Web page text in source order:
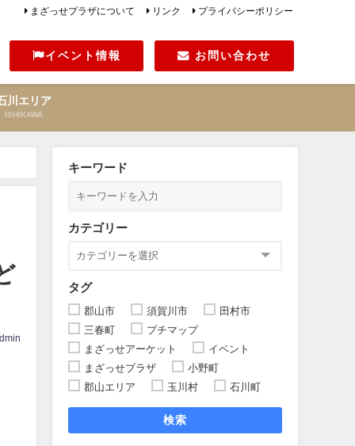
まざっせプラザについて リンク プライバシーポリシー
イベント情報 お問い合わせ
川エリア
ISHIKAWA
キーワード
カテゴリー
タグ
郡山市 須賀川市
田村市
三春町
プチマップ
まざっせアーケット
イベント
まざっせプラザ
小野町
郡山エリア
玉川村 石川町
検索